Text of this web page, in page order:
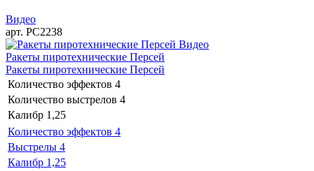
Видео
арт. РС2238
Видео
Ракеты пиротехнические Персей
Ракеты пиротехнические Персей
Количество эффектов 4
Количество выстрелов 4
Калибр 1,25
Количество эффектов 4
Выстрелы 4
Калибр 1,25